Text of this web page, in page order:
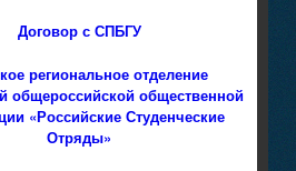
Договор с СПБГУ
региональное отделение
общероссийской общественной
«Российские Студенческие
Отряды»